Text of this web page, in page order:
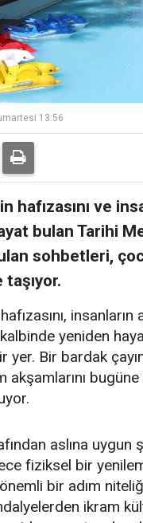
13:56
hafızasını ve
bulan Tarihi
sohbetleri,
taşıyor.
insanların
yeniden
yer. Bir bardak
akşamlarını
aslına
fiziksel bir
bir adım
ikram